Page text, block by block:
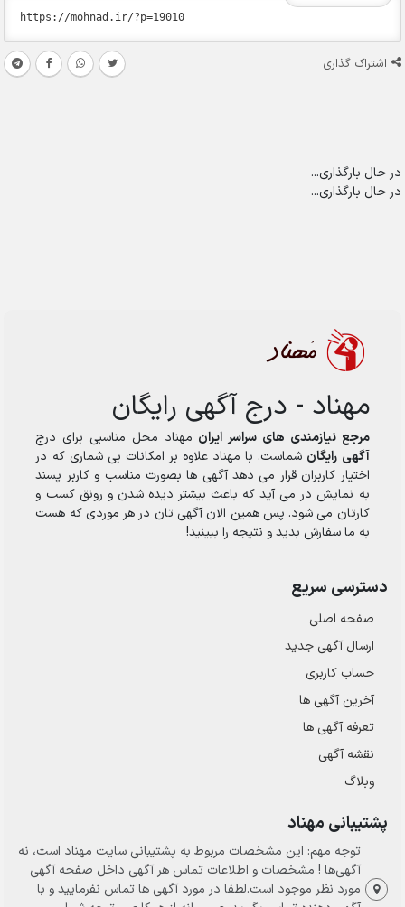
اشتراک گذاری
در حال بارگذاری...
در حال بارگذاری...
مهناد - درج آگهی رایگان
مرجع نیازمندی های سراسر ایران مهناد محل مناسبی برای درج
آگهی رایگان شماست. با مهناد علاوه بر امکانات بی شماری که در
اختیار کاربران قرار می دهد آگهی ها بصورت مناسب و کاربر پسند
به نمایش در می آید که باعث بیشتر دیده شدن و رونق کسب و
کارتان می شود. پس همین الان آگهی تان در هر موردی که هست
به ما سفارش بدید و نتیجه را ببینید!
دسترسی سریع
صفحه اصلی
ارسال‌ آگهی جدید
حساب کاربری
آخرین آگهی ها
تعرفه آگهی ها
نقشه آگهی
وبلاگ
پشتیبانی مهناد
توجه مهم: این مشخصات مربوط به پشتیبانی سایت مهناد است، نه
آگهی‌ها ! مشخصات و اطلاعات تماس هر آگهی داخل صفحه آگهی
مورد نظر موجود است.لطفا در مورد آگهی ها تماس نفرمایید و با